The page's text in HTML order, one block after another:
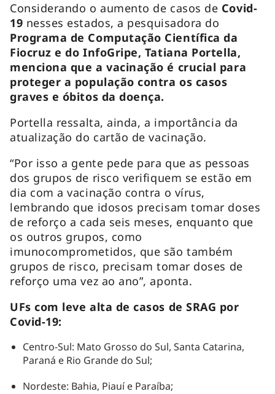
Considerando o aumento de casos de Covid-
19 nesses estados, a pesquisadora do
Programa de Computação Científica da
Fiocruz e do InfoGripe, Tatiana Portella,
menciona que a vacinação é crucial para
proteger a população contra os casos
graves e óbitos da doença.
Portella ressalta, ainda, a importância da
atualização do cartão de vacinação.
“Por isso a gente pede para que as pessoas
dos grupos de risco verifiquem se estão em
dia com a vacinação contra o vírus,
lembrando que idosos precisam tomar doses
de reforço a cada seis meses, enquanto que
os outros grupos, como
imunocomprometidos, que são também
grupos de risco, precisam tomar doses de
reforço uma vez ao ano”, aponta.
UFs com leve alta de casos de SRAG por
Covid-19:
Centro-Sul: Mato Grosso do Sul, Santa Catarina,
Paraná e Rio Grande do Sul;
Nordeste: Bahia, Piauí e Paraíba;